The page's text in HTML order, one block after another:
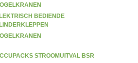
BEDIENDE
STROOMUITVAL BSR